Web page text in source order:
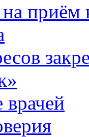
на приём
врачей